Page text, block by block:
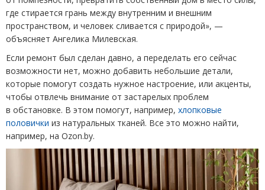
где стирается грань между внутренним и внешним
пространством, и человек сливается с природой», —
объясняет Ангелика Милевская.
Если ремонт был сделан давно, а переделать его сейчас
возможности нет, можно добавить небольшие детали,
которые помогут создать нужное настроение, или акценты,
чтобы отвлечь внимание от застарелых проблем
в обстановке. В этом помогут, например, хлопковые
половички из натуральных тканей. Все это можно найти,
например, на Ozon.by.